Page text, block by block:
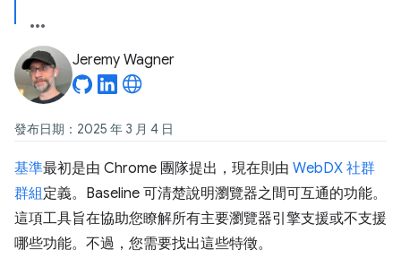
Jeremy Wagner
發布日期：2025 年 3 月 4 日
基準最初是由 Chrome 團隊提出，現在則由 WebDX 社群
群組定義。Baseline 可清楚說明瀏覽器之間可互通的功能。
這項工具旨在協助您瞭解所有主要瀏覽器引擎支援或不支援
哪些功能。不過，您需要找出這些特徵。